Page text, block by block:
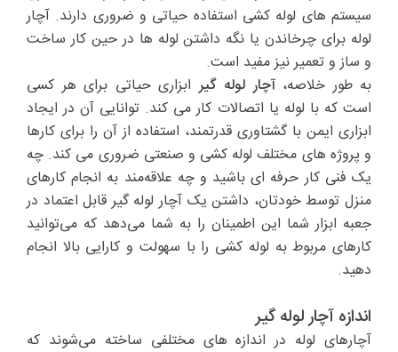
سیستم های لوله کشی استفاده حیاتی و ضروری دارند. آچار
لوله برای چرخاندن یا نگه داشتن لوله ها در حین کار ساخت
و ساز و تعمیر نیز مفید است.
به طور خلاصه،آچار لوله گیرابزاری حیاتی برای هر کسی
است که با لوله یا اتصالات کار می کند. توانایی آن در ایجاد
ابزاری ایمن با گشتاوری قدرتمند، استفاده از آن را برای کارها
و پروژه های مختلف لوله کشی و صنعتی ضروری می کند. چه
یک فنی کار حرفه ای باشید و چه علاقه‌مند به انجام کارهای
منزل توسط خودتان، داشتن یک آچار لوله گیر قابل اعتماد در
جعبه ابزار شما این اطمینان را به شما می‌دهد که می‌توانید
کارهای مربوط به لوله کشی را با سهولت و کارایی بالا انجام
دهید.
اندازه آچار لوله گیر
آچارهای لوله در اندازه های مختلفی ساخته می‌شوند که